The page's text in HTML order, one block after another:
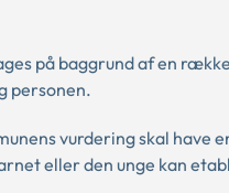
på baggrund af en
personen.
vurdering skal have
eller den unge kan